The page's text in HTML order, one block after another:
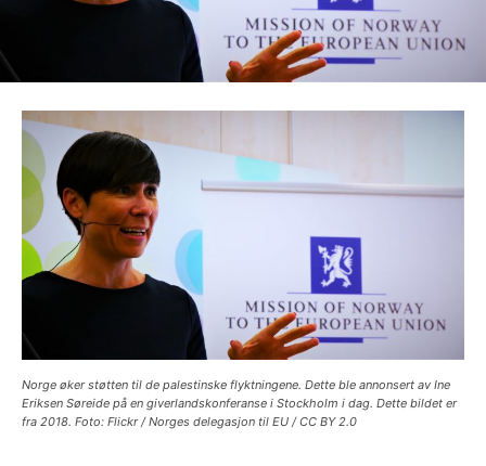
Norge øker støtten til de palestinske flyktningene. Dette ble annonsert av Ine
Eriksen Søreide på en giverlandskonferanse i Stockholm i dag. Dette bildet er
fra 2018. Foto: Flickr / Norges delegasjon til EU / CC BY 2.0